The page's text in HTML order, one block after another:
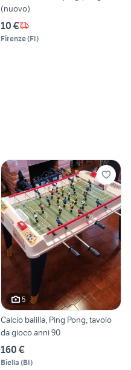
(nuovo)
10 €
Firenze(FI)
5
Calcio balilla, Ping Pong, tavolo
da gioco anni 90
160 €
Biella (BI)